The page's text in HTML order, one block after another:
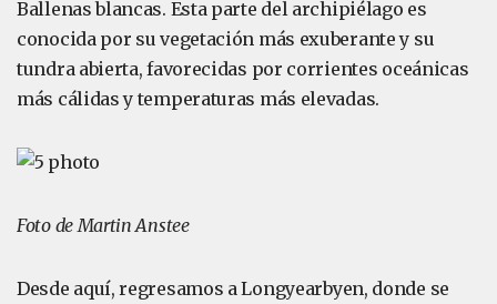
Ballenas blancas. Esta parte del archipiélago es
conocida por su vegetación más exuberante y su
tundra abierta, favorecidas por corrientes oceánicas
más cálidas y temperaturas más elevadas.
Foto de Martin Anstee
Desde aquí, regresamos a Longyearbyen, donde se